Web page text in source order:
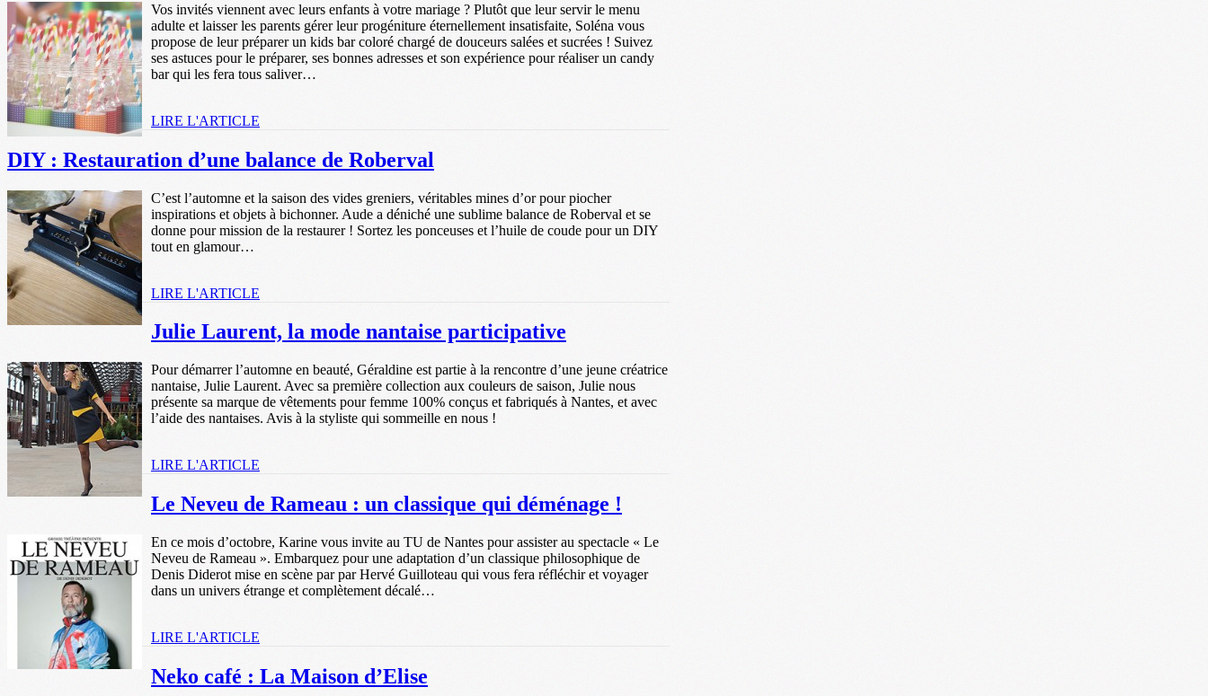
Vos invités viennent avec leurs enfants à votre mariage ? Plutôt que leur servir le menu
adulte et laisser les parents gérer leur progéniture éternellement insatisfaite, Soléna vous
propose de leur préparer un kids bar coloré chargé de douceurs salées et sucrées ! Suivez
ses astuces pour le préparer, ses bonnes adresses et son expérience pour réaliser un candy
bar qui les fera tous saliver…
LIRE L'ARTICLE
DIY : Restauration d’une balance de Roberval
C’est l’automne et la saison des vides greniers, véritables mines d’or pour piocher
inspirations et objets à bichonner. Aude a déniché une sublime balance de Roberval et se
donne pour mission de la restaurer ! Sortez les ponceuses et l’huile de coude pour un DIY
tout en glamour…
LIRE L'ARTICLE
Julie Laurent, la mode nantaise participative
Pour démarrer l’automne en beauté, Géraldine est partie à la rencontre d’une jeune créatrice
nantaise, Julie Laurent. Avec sa première collection aux couleurs de saison, Julie nous
présente sa marque de vêtements pour femme 100% conçus et fabriqués à Nantes, et avec
l’aide des nantaises. Avis à la styliste qui sommeille en nous !
LIRE L'ARTICLE
Le Neveu de Rameau : un classique qui déménage !
En ce mois d’octobre, Karine vous invite au TU de Nantes pour assister au spectacle « Le
Neveu de Rameau ». Embarquez pour une adaptation d’un classique philosophique de
Denis Diderot mise en scène par par Hervé Guilloteau qui vous fera réfléchir et voyager
dans un univers étrange et complètement décalé…
LIRE L'ARTICLE
Neko café : La Maison d’Elise